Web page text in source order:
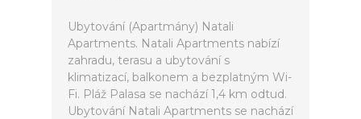
Ubytování (Apartmány) Natali
Apartments. Natali Apartments nabízí
zahradu, terasu a ubytování s
klimatizací, balkonem a bezplatným Wi-
Fi. Pláž Palasa se nachází 1,4 km odtud.
Ubytování Natali Apartments se nachází